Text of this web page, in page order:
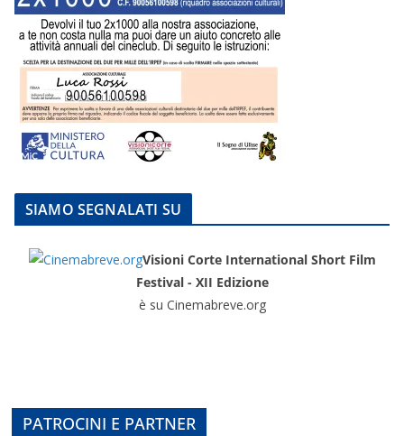
SIAMO SEGNALATI SU
Visioni Corte International Short Film
Festival - XII Edizione
è su Cinemabreve.org
PATROCINI E PARTNER